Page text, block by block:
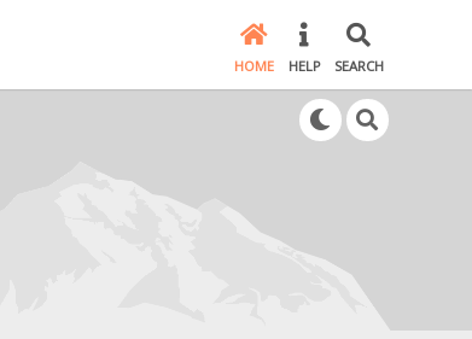
HOME HELP SEARCH